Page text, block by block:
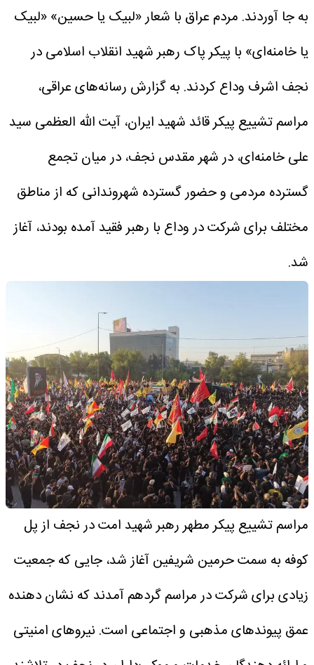
به جا آوردند. مردم عراق با شعار «لبیک یا حسین» «لبیک
یا خامنه‌ای» با پیکر پاک رهبر شهید انقلاب اسلامی در
نجف اشرف وداع کردند. به گزارش رسانه‌های عراقی،
مراسم تشییع پیکر قائد شهید ایران، آیت الله العظمی سید
علی خامنه‌ای، در شهر مقدس نجف، در میان تجمع
گسترده مردمی و حضور گسترده شهروندانی که از مناطق
مختلف برای شرکت در وداع با رهبر فقید آمده بودند، آغاز
شد.
مراسم تشییع پیکر مطهر رهبر شهید امت در نجف از پل
کوفه به سمت حرمین شریفین آغاز شد، جایی که جمعیت
زیادی برای شرکت در مراسم گردهم آمدند که نشان دهنده
عمق پیوندهای مذهبی و اجتماعی است. نیروهای امنیتی